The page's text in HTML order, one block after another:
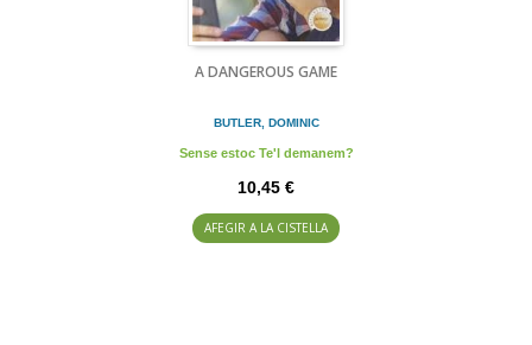
A DANGEROUS GAME
BUTLER, DOMINIC
Sense estoc Te'l demanem?
10,45 €
AFEGIR A LA CISTELLA